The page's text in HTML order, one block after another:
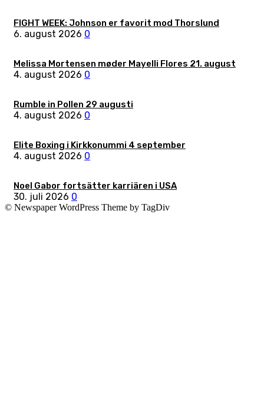
FIGHT WEEK: Johnson er favorit mod Thorslund
6. august 2026 0
Melissa Mortensen møder Mayelli Flores 21. august
4. august 2026 0
Rumble in Pollen 29 augusti
4. august 2026 0
Elite Boxing i Kirkkonummi 4 september
4. august 2026 0
Noel Gabor fortsätter karriären i USA
30. juli 2026 0
© Newspaper WordPress Theme by TagDiv